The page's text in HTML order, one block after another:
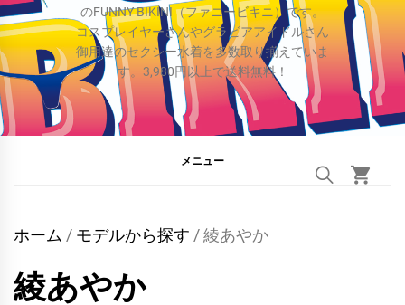
のFUNNY BIKINI（ファニービキニ）です。
コスプレイヤーさんやグラビアアイドルさん
御用達のセクシー水着を多数取り揃えていま
す。3,980円以上で送料無料！
メニュー
ホーム / モデルから探す / 綾あやか
綾あやか